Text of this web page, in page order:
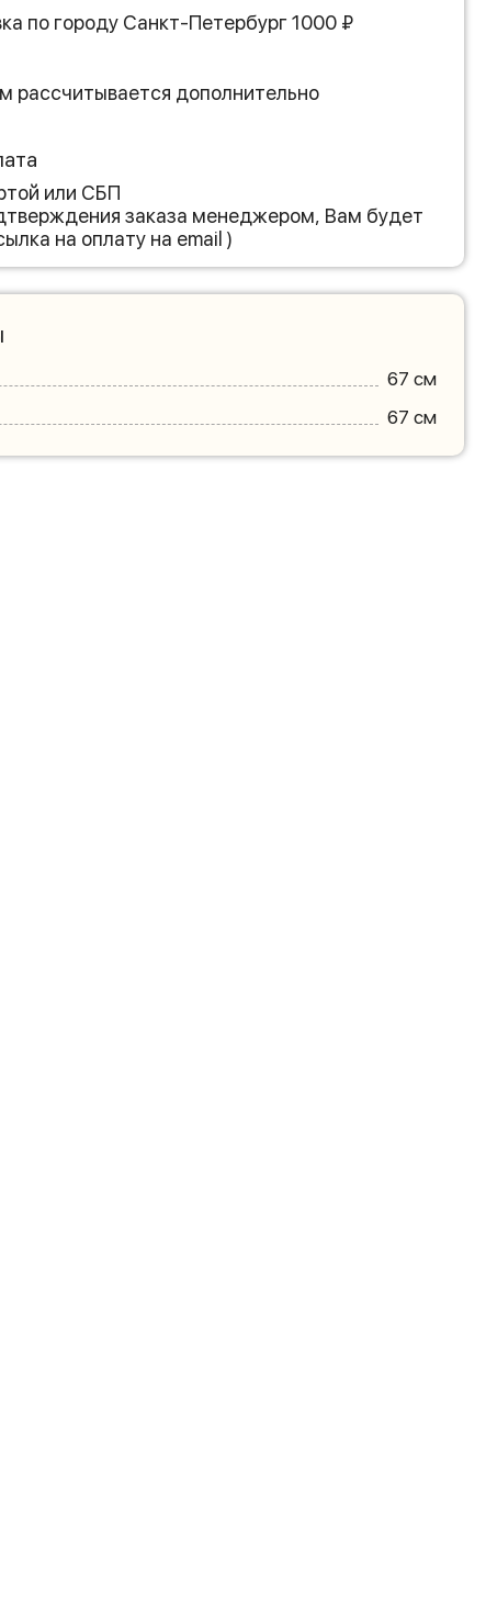
по городу Санкт-Петербург 1000 ₽
рассчитывается дополнительно
или СБП
заказа менеджером, Вам будет
на оплату на email )
67 см
67 см